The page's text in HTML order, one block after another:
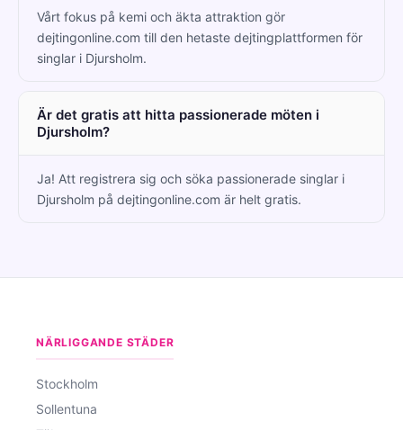
Vårt fokus på kemi och äkta attraktion gör
dejtingonline.com till den hetaste dejtingplattformen för
singlar i Djursholm.
Är det gratis att hitta passionerade möten i
Djursholm?
Ja! Att registrera sig och söka passionerade singlar i
Djursholm på dejtingonline.com är helt gratis.
NÄRLIGGANDE STÄDER
Stockholm
Sollentuna